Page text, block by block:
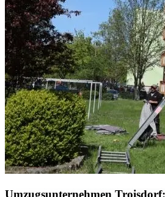
Umzugsunternehmen